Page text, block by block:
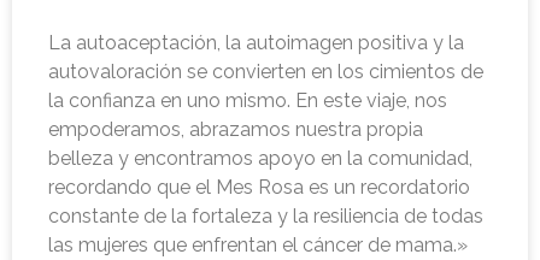
La autoaceptación, la autoimagen positiva y la
autovaloración se convierten en los cimientos de
la confianza en uno mismo. En este viaje, nos
empoderamos, abrazamos nuestra propia
belleza y encontramos apoyo en la comunidad,
recordando que el Mes Rosa es un recordatorio
constante de la fortaleza y la resiliencia de todas
las mujeres que enfrentan el cáncer de mama.»